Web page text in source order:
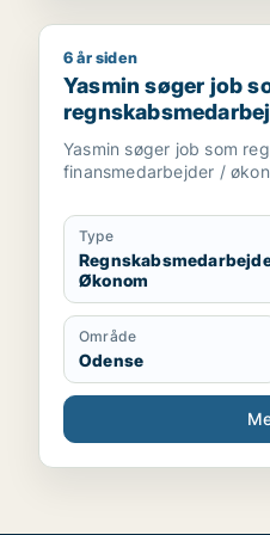
Yasmin søger job
6 år siden
Yasmin søger job
finansmedarbejder
Yasmin søger job som
finansmedarbejder /
Type
Økonom
Område
Odense